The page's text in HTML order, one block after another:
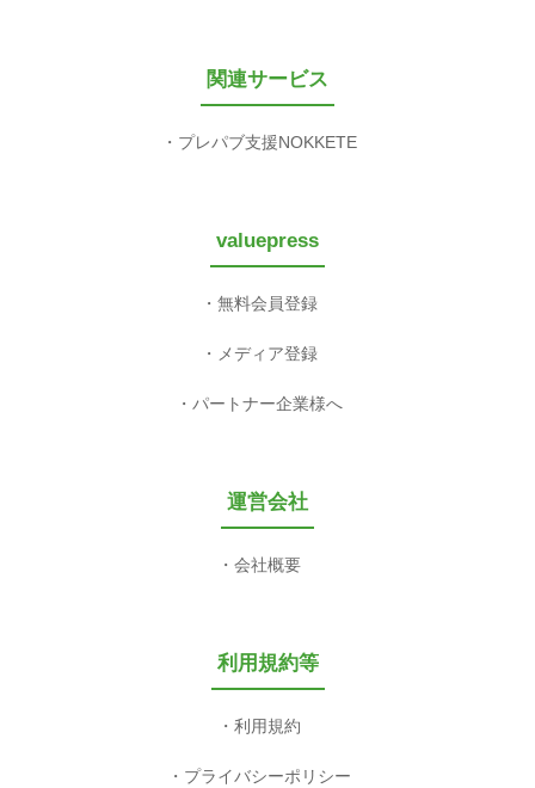
関連サービス
プレパブ支援NOKKETE
valuepress
無料会員登録
メディア登録
パートナー企業様へ
運営会社
会社概要
利用規約等
利用規約
プライバシーポリシー